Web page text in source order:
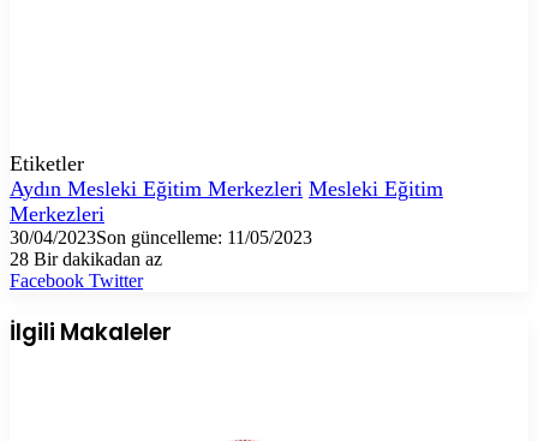
Etiketler
Aydın Mesleki Eğitim Merkezleri Mesleki Eğitim
Merkezleri
30/04/2023Son güncelleme: 11/05/2023
28 Bir dakikadan az
Facebook TwitterLinkedIn
Tumblr
Pinterest
Reddit
VKontakte
E-
ile
paylaş
Yazdır
İlgili Makaleler